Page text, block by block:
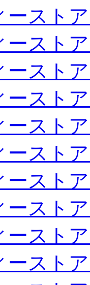
ースト
ースト
ースト
ースト
ースト
ースト
ースト
ースト
ースト
ースト